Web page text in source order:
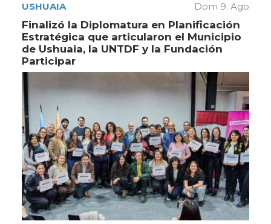
USHUAIA Dom 9. Ago
Finalizó la Diplomatura en Planificación
Estratégica que articularon el Municipio
de Ushuaia, la UNTDF y la Fundación
Participar